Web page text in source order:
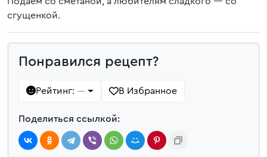
сгущенкой.
Понравился рецепт?
Рейтинг: — В Избранное
Поделиться ссылкой: